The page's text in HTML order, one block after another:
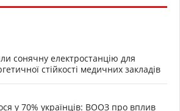
сонячну електростанцію для
стійкості медичних закладів
у 70% українців: ВООЗ про вплив